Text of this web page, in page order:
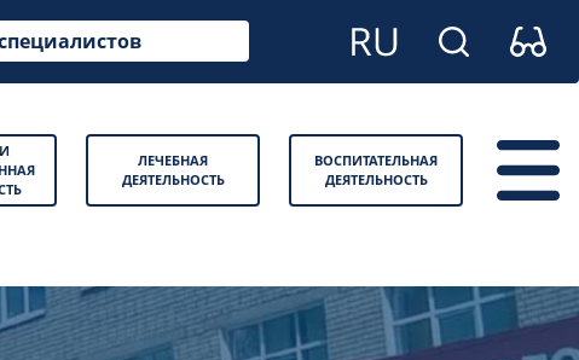
ЛЕЧЕБНАЯ
ДЕЯТЕЛЬНОСТЬ
ВОСПИТАТЕЛЬНАЯ
ДЕЯТЕЛЬНОСТЬ